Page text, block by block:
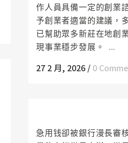
作人員具備一定的創業
予創業者適當的建議，
已幫助眾多新莊在地創
現事業穩步發展。 ...
27 2 月, 2026 / 0
急用钱卻被銀行漫長審